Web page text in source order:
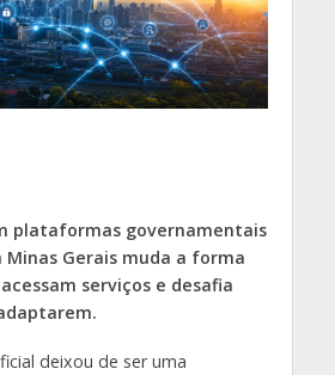
plataformas governamentais
Gerais muda a forma
serviços e desafia
deixou de ser uma